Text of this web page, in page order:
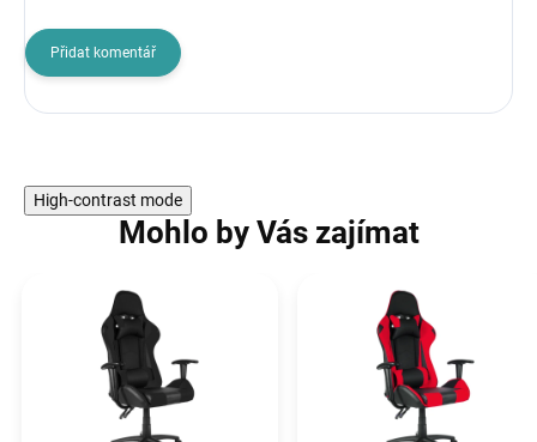
Přidat komentář
High-contrast mode
Mohlo by Vás zajímat